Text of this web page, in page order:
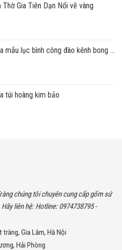
Thờ Gia Tiên Dạn Nổi vẽ vàng
mẫu lục bình công đào kênh bong ...
túi hoàng kim bảo
chúng tôi chuyên cung cấp gốm sứ
liên hệ: Hotline: 0974738795 -
tràng, Gia Lâm, Hà Nội
Hải Phòng